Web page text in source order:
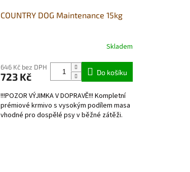
COUNTRY DOG Maintenance 15kg
Skladem
646 Kč bez DPH
723 Kč Do košíku
!!!POZOR VÝJIMKA V DOPRAVĚ!!! Kompletní
prémiové krmivo s vysokým podílem masa
vhodné pro dospělé psy v běžné zátěži.